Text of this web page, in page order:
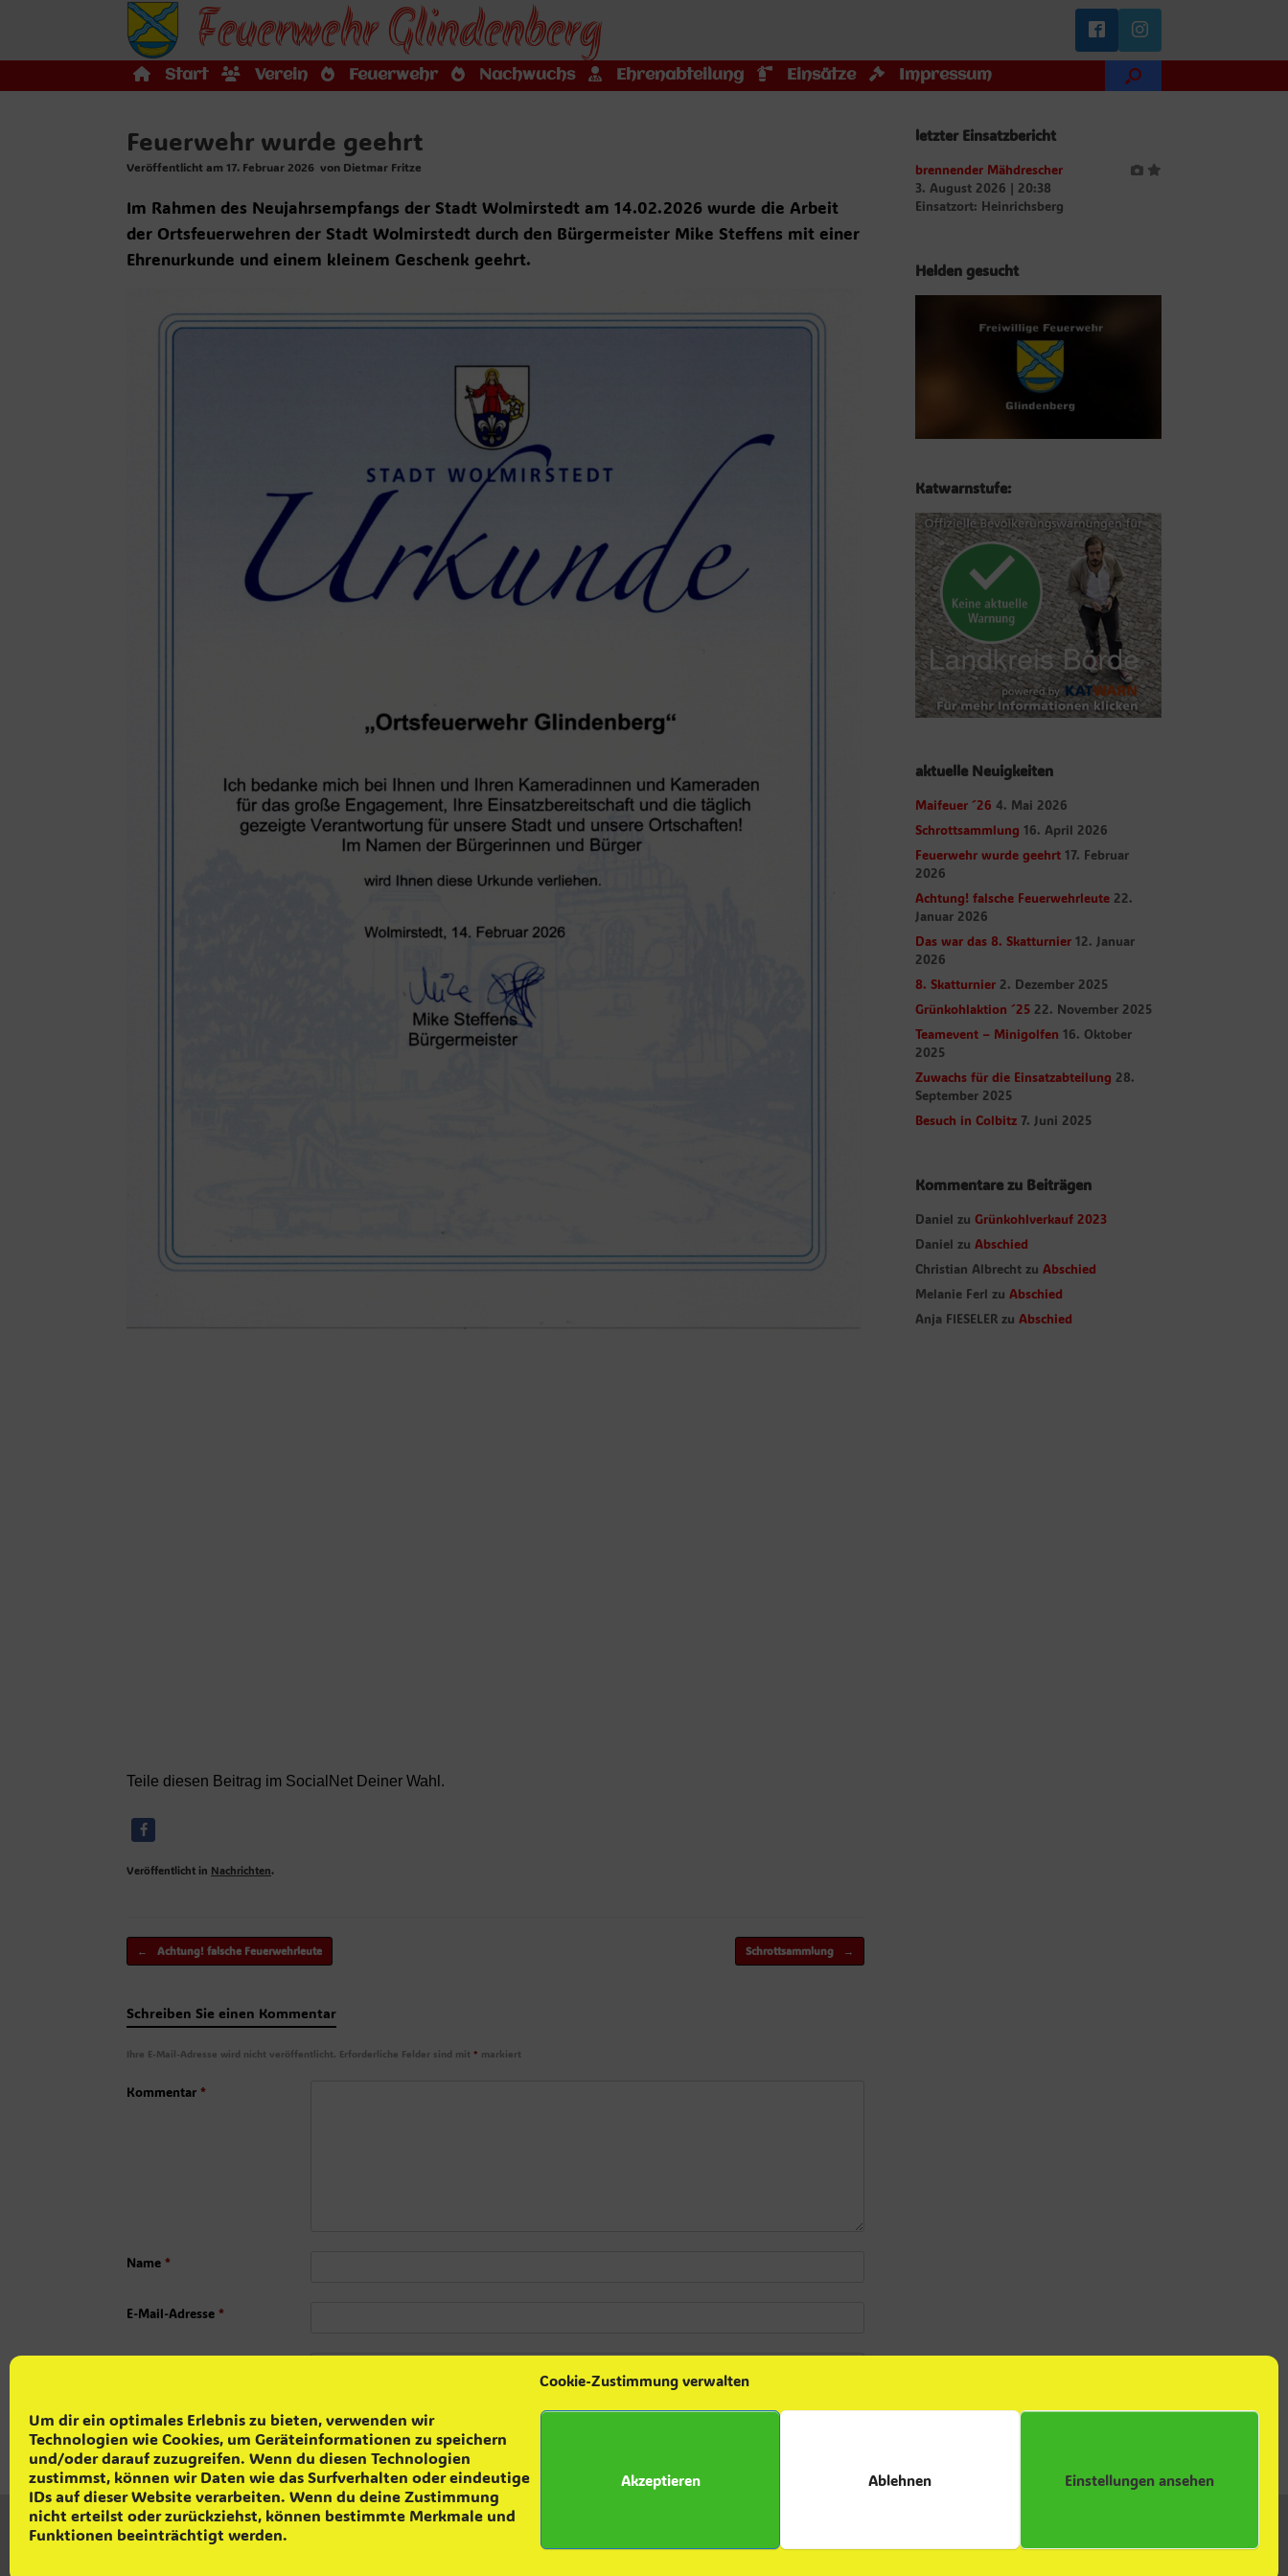
Cookie-Zustimmung verwalten
Um dir ein optimales Erlebnis zu bieten, verwenden wir
Technologien wie Cookies, um Geräteinformationen zu speichern
und/oder darauf zuzugreifen. Wenn du diesen Technologien
zustimmst, können wir Daten wie das Surfverhalten oder eindeutige
IDs auf dieser Website verarbeiten. Wenn du deine Zustimmung
nicht erteilst oder zurückziehst, können bestimmte Merkmale und
Funktionen beeinträchtigt werden.
Akzeptieren Ablehnen Einstellungen ansehen
Feuerwehr Glindenberg
Start Verein Feuerwehr Nachwuchs Ehrenabteilung Einsätze Impressum
Feuerwehr wurde geehrt
Veröffentlicht am 17. Februar 2026 von Dietmar Fritze
Im Rahmen des Neujahrsempfangs der Stadt Wolmirstedt am 14.02.2026 wurde die Arbeit
der Ortsfeuerwehren der Stadt Wolmirstedt durch den Bürgermeister Mike Steffens mit einer
Ehrenurkunde und einem kleinem Geschenk geehrt.
Teile diesen Beitrag im SocialNet Deiner Wahl.
Veröffentlicht in Nachrichten.
Beitragsnavigation
← Achtung! falsche Feuerwehrleute Schrottsammlung →
Schreiben Sie einen Kommentar
Ihre E-Mail-Adresse wird nicht veröffentlicht. Erforderliche Felder sind mit * markiert
Kommentar *
Name *
E-Mail-Adresse *
letzter Einsatzbericht
brennender Mähdrescher
3. August 2026 | 20:38
Einsatzort: Heinrichsberg
Helden gesucht
Katwarnstufe:
aktuelle Neuigkeiten
Maifeuer ´26 4. Mai 2026
Schrottsammlung 16. April 2026
Feuerwehr wurde geehrt 17. Februar
2026
Achtung! falsche Feuerwehrleute 22.
Januar 2026
Das war das 8. Skatturnier 12. Januar
2026
8. Skatturnier 2. Dezember 2025
Grünkohlaktion ´25 22. November 2025
Teamevent – Minigolfen 16. Oktober
2025
Zuwachs für die Einsatzabteilung 28.
September 2025
Besuch in Colbitz 7. Juni 2025
Kommentare zu Beiträgen
Daniel zuGrünkohlverkauf 2023
Daniel zuAbschied
Christian Albrecht zuAbschied
Melanie Ferl zuAbschied
Anja FIESELER zuAbschied
© Copyright 2024 – Feuerwehr Glindenberg. Datenschutzerklärung Theme bySiteOrigin